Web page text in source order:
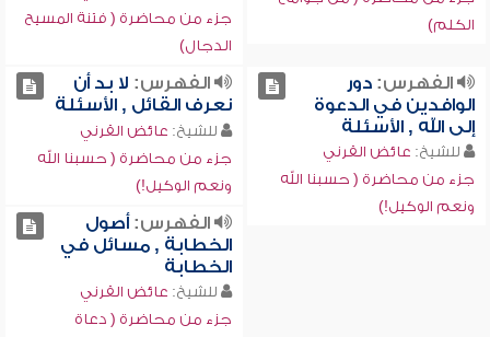
الكلم)
جزء من محاضرة ( فتنة المسيح
الدجال)
الفهرس:دور
الوافدين في الدعوة
إلى الله , الأسئلة
للشيخ: عائض القرني
جزء من محاضرة ( حسبنا الله
ونعم الوكيل!)
الفهرس: لا بد أن
نعرف القائل , الأسئلة
للشيخ: عائض القرني
جزء من محاضرة ( حسبنا الله
ونعم الوكيل!)
الفهرس:أصول
الخطابة , مسائل في
الخطابة
للشيخ: عائض القرني
جزء من محاضرة ( دعاة